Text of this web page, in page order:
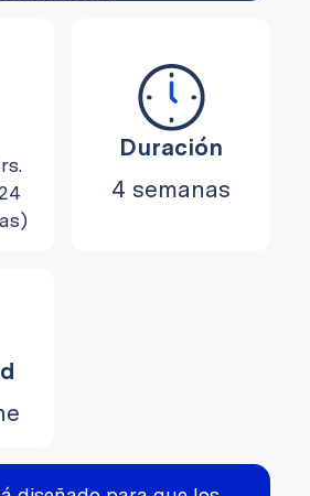
Duración
4 semanas